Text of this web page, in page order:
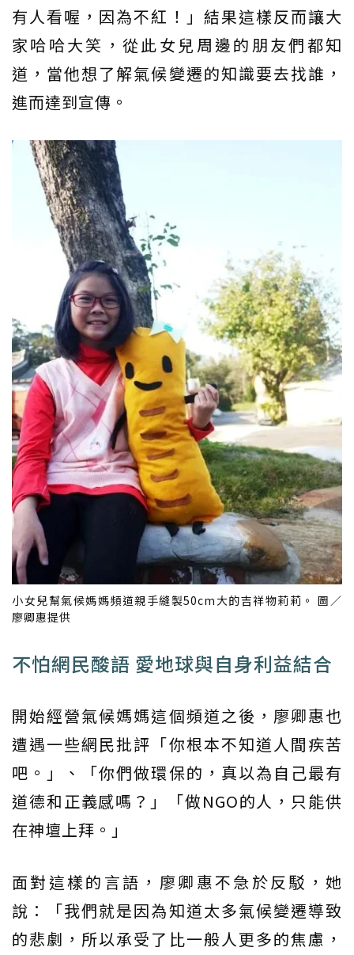
有人看喔，因為不紅！」結果這樣反而讓大
家哈哈大笑，從此女兒周邊的朋友們都知
道，當他想了解氣候變遷的知識要去找誰，
進而達到宣傳。
小女兒幫氣候媽媽頻道親手縫製50cm大的吉祥物莉莉。 圖／
廖卿惠提供
不怕網民酸語 愛地球與自身利益結合
開始經營氣候媽媽這個頻道之後，廖卿惠也
遭遇一些網民批評「你根本不知道人間疾苦
吧。」、「你們做環保的，真以為自己最有
道德和正義感嗎？」「做NGO的人，只能供
在神壇上拜。」
面對這樣的言語，廖卿惠不急於反駁，她
說：「我們就是因為知道太多氣候變遷導致
的悲劇，所以承受了比一般人更多的焦慮，